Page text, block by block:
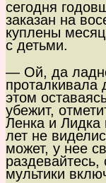
сегодня
заказан на
куплены
с детьми.
— Ой, да
проталкивала
этом
убежит,
Ленка и Лидка
лет не
может, у нее
раздевайтесь,
мультики